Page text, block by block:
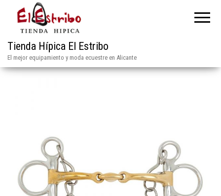
Tienda Hípica El Estribo
El mejor equipamiento y moda ecuestre en Alicante